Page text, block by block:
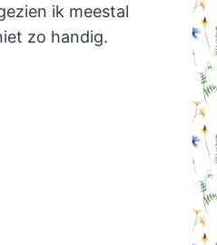
ik meestal
zo handig.